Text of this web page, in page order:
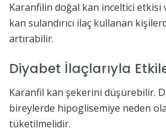
Karanfilin doğal kan inceltici etkisi
kan sulandırıcı ilaç kullanan
artırabilir.
Diyabet İlaçlarıyla
Karanfil kan şekerini düşürebilir.
bireylerde hipoglisemiye neden
tüketilmelidir.